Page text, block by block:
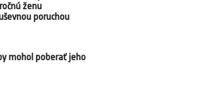
ženu
poruchou
mohol poberať jeho